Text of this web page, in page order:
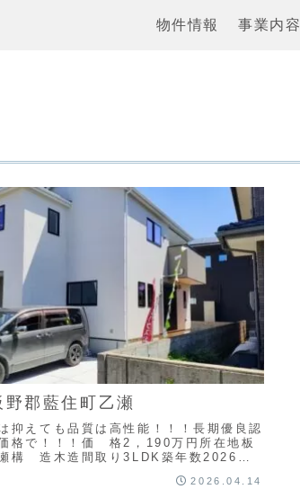
物件情報 事業内容
野郡藍住町乙瀬
抑えても品質は高性能！！！長期優良認
格で！！！価 格2，190万円所在地板
構 造木造間取り3LDK築年数2026年
2026.04.14